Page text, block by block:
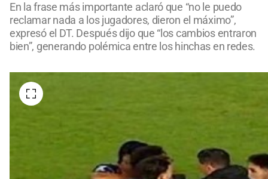
En la frase más importante aclaró que “no le puedo
reclamar nada a los jugadores, dieron el máximo”,
expresó el DT. Después dijo que “los cambios entraron
bien”, generando polémica entre los hinchas en redes.